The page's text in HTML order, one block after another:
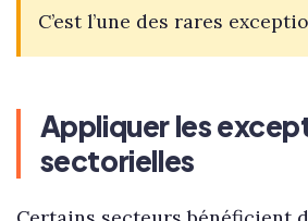
C’est l’une des rares
Appliquer les
sectorielles